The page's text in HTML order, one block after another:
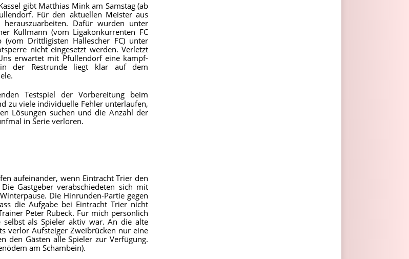
gibt Matthias Mink am Samstag (ab
Für den aktuellen Meister aus
Dafür wurden unter
Kullmann (vom Ligakonkurrenten FC
Drittligisten Hallescher FC) unter
nicht eingesetzt werden. Verletzt
erwartet mit Pfullendorf eine kampf-
in der Restrunde liegt klar auf dem
Testspiel der Vorbereitung beim
zu viele individuelle Fehler unterlaufen,
Lösungen suchen und die Anzahl der
in Serie verloren.
aufeinander, wenn Eintracht Trier den
Gastgeber verabschiedeten sich mit
Die Hinrunden-Partie gegen
die Aufgabe bei Eintracht Trier nicht
Peter Rubeck. Für mich persönlich
als Spieler aktiv war. An die alte
verlor Aufsteiger Zweibrücken nur eine
den Gästen alle Spieler zur Verfügung.
am Schambein).